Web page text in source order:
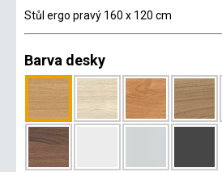
Stůl ergo pravý 160 x 120 cm
Barva desky